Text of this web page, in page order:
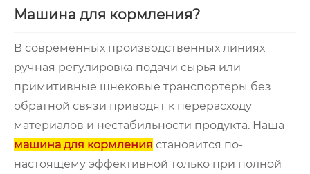
Машина для кормления?
В современных производственных линиях
ручная регулировка подачи сырья или
примитивные шнековые транспортеры без
обратной связи приводят к перерасходу
материалов и нестабильности продукта. Наша
машина для кормления становится по-
настоящему эффективной только при полной